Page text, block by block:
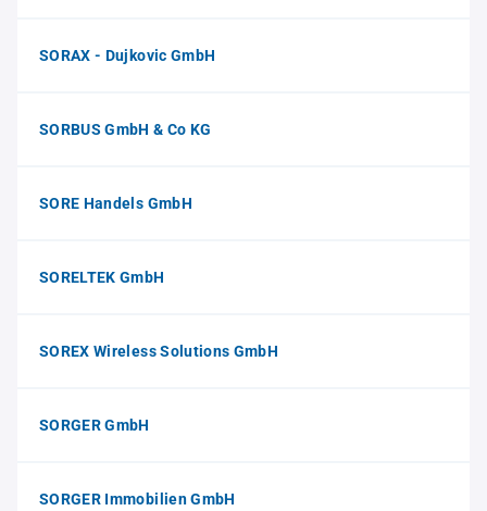
SORAX - Dujkovic GmbH
SORBUS GmbH & Co KG
SORE Handels GmbH
SORELTEK GmbH
SOREX Wireless Solutions GmbH
SORGER GmbH
SORGER Immobilien GmbH